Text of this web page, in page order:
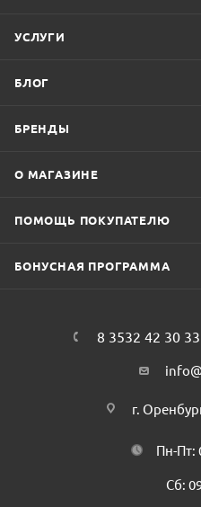
УСЛУГИ
БЛОГ
БРЕНДЫ
О МАГАЗИНЕ
ПОМОЩЬ ПОКУПАТЕЛЮ
БОНУСНАЯ ПРОГРАММА
8 3532 42 30 33
г.
Пн-Пт:
Сб: